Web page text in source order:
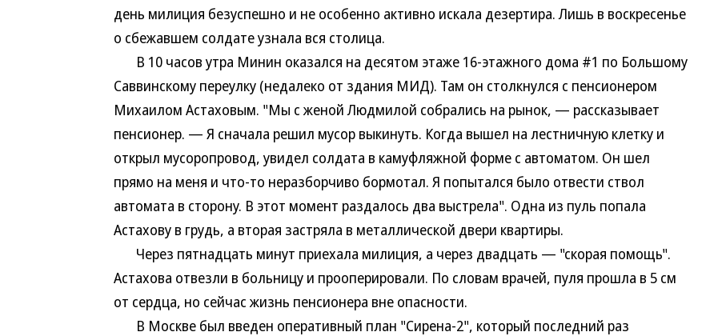
день милиция безуспешно и не особенно активно искала дезертира. Лишь в воскресенье
о сбежавшем солдате узнала вся столица.
В 10 часов утра Минин оказался на десятом этаже 16-этажного дома #1 по Большому
Саввинскому переулку (недалеко от здания МИД). Там он столкнулся с пенсионером
Михаилом Астаховым. "Мы с женой Людмилой собрались на рынок, — рассказывает
пенсионер. — Я сначала решил мусор выкинуть. Когда вышел на лестничную клетку и
открыл мусоропровод, увидел солдата в камуфляжной форме с автоматом. Он шел
прямо на меня и что-то неразборчиво бормотал. Я попытался было отвести ствол
автомата в сторону. В этот момент раздалось два выстрела". Одна из пуль попала
Астахову в грудь, а вторая застряла в металлической двери квартиры.
Через пятнадцать минут приехала милиция, а через двадцать — "скорая помощь".
Астахова отвезли в больницу и прооперировали. По словам врачей, пуля прошла в 5 см
от сердца, но сейчас жизнь пенсионера вне опасности.
В Москве был введен оперативный план "Сирена-2", который последний раз